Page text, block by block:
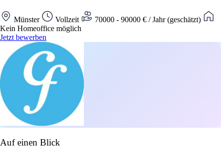
Münster Vollzeit
70000 - 90000 € / Jahr (geschätzt)
Kein Homeoffice möglich
Jetzt bewerben
Auf einen Blick